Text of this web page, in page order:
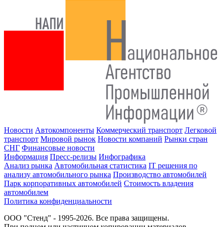
Новости Автокомпоненты Коммерческий транспорт Легковой
транспорт Мировой рынок Новости компаний Рынки стран
СНГ Финансовые новости
Информация Пресс-релизы Инфографика
Анализ рынка Автомобильная статистика IT решения по
анализу автомобильного рынка Производство автомобилей
Парк корпоративных автомобилей Стоимость владения
автомобилем
Политика конфиденциальности
ООО "Стенд" - 1995-2026. Все права защищены.